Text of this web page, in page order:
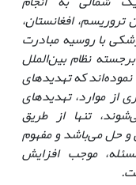
افغانستان،
با روسیه مبادرت
نظام بین‌الملل
که تهدیدهای
از موارد، تهدیدهای
تنها از طریق
حل می‌باشد و مفهوم
موجب افزایش